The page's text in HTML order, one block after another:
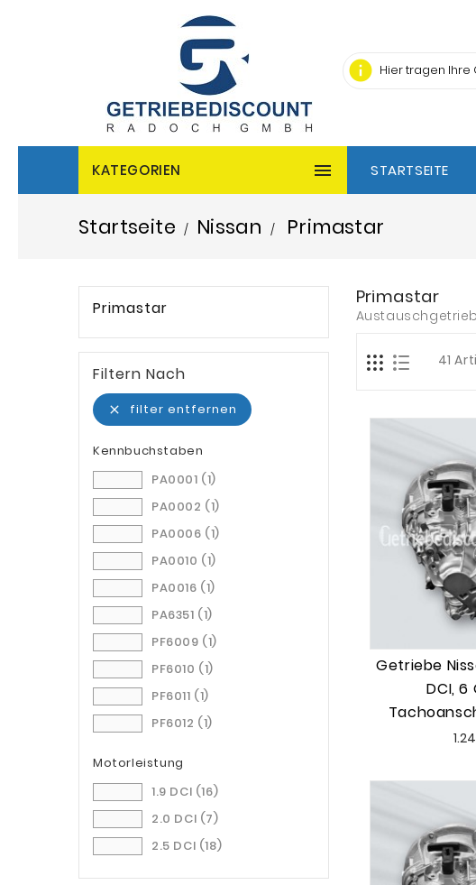
info
KATEGORIEN  STARTSEITE
Startseite Nissan Primastar
Primastar
Filtern Nach
 filter entfernen
Kennbuchstaben
PA0001 (1)
PA0002 (1)
PA0006 (1)
PA0010 (1)
PA0016 (1)
PA6351 (1)
PF6009 (1)
PF6010 (1)
PF6011 (1)
PF6012 (1)
Motorleistung
1.9 DCI (16)
2.0 DCI (7)
2.5 DCI (18)
Primastar
41
Getriebe
DCI, 6